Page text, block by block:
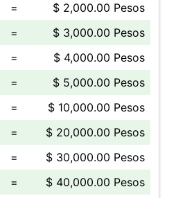
=
$ 2,000.00 Pesos
=
$ 3,000.00 Pesos
=
$ 4,000.00 Pesos
=
$ 5,000.00 Pesos
=
$ 10,000.00 Pesos
=
$ 20,000.00 Pesos
=
$ 30,000.00 Pesos
= $ 40,000.00 Pesos